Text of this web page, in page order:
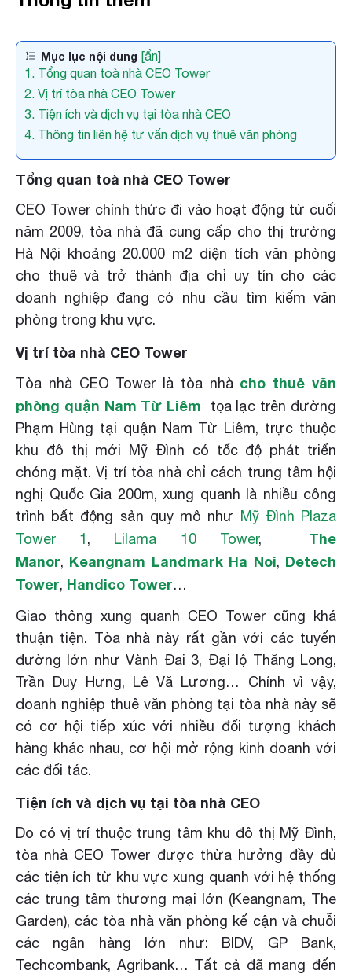
Mục lục nội dung [ẩn]
1. Tổng quan toà nhà CEO Tower
2. Vị trí tòa nhà CEO Tower
3. Tiện ích và dịch vụ tại tòa nhà CEO
4. Thông tin liên hệ tư vấn dịch vụ thuê văn phòng
Tổng quan toà nhà CEO Tower
CEO Tower chính thức đi vào hoạt động từ cuối
năm 2009, tòa nhà đã cung cấp cho thị trường
Hà Nội khoảng 20.000 m2 diện tích văn phòng
cho thuê và trở thành địa chỉ uy tín cho các
doanh nghiệp đang có nhu cầu tìm kiếm văn
phòng trong khu vực.
Vị trí tòa nhà CEO Tower
Tòa nhà CEO Tower là tòa nhà cho thuê văn
phòng quận Nam Từ Liêm tọa lạc trên đường
Phạm Hùng tại quận Nam Từ Liêm, trực thuộc
khu đô thị mới Mỹ Đình có tốc độ phát triển
chóng mặt. Vị trí tòa nhà chỉ cách trung tâm hội
nghị Quốc Gia 200m, xung quanh là nhiều công
trình bất động sản quy mô như Mỹ Đình Plaza
Tower 1, Lilama 10 Tower, The
Manor, Keangnam Landmark Ha Noi, Detech
Tower, Handico Tower…
Giao thông xung quanh CEO Tower cũng khá
thuận tiện. Tòa nhà này rất gần với các tuyến
đường lớn như Vành Đai 3, Đại lộ Thăng Long,
Trần Duy Hưng, Lê Vă Lương… Chính vì vậy,
doanh nghiệp thuê văn phòng tại tòa nhà này sẽ
có cơ hội tiếp xúc với nhiều đối tượng khách
hàng khác nhau, cơ hội mở rộng kinh doanh với
các đối tác.
Tiện ích và dịch vụ tại tòa nhà CEO
Do có vị trí thuộc trung tâm khu đô thị Mỹ Đình,
tòa nhà CEO Tower được thừa hưởng đầy đủ
các tiện ích từ khu vực xung quanh với hệ thống
các trung tâm thương mại lớn (Keangnam, The
Garden), các tòa nhà văn phòng kế cận và chuỗi
các ngân hàng lớn như: BIDV, GP Bank,
Techcombank, Agribank… Tất cả đã mang đến